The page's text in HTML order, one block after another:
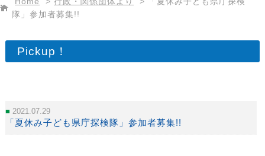
隊」参加者募集!!
Pickup！
2021.07.29
「夏休み子ども県庁探検隊」参加者募集!!